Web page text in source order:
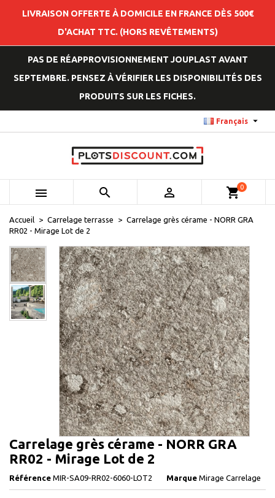
LIVRAISON OFFERTE À DOMICILE EN FRANCE DÈS 500€
D'ACHAT TTC. (HORS REVÊTEMENTS)
PAS DE RÉAPPROVISIONNEMENT JOUPLAST AVANT
SEPTEMBRE. PENSEZ À VÉRIFIER LES DISPONIBILITÉS DES
PRODUITS SUR LES FICHES.
Français 
   shopping_cart0
Accueil Carrelage terrasse
Carrelage grès cérame - NORR GRA
RR02 - Mirage Lot de 2
Carrelage grès cérame - NORR GRA
RR02 - Mirage Lot de 2
Référence MIR-SA09-RR02-6060-LOT2 Marque Mirage Carrelage